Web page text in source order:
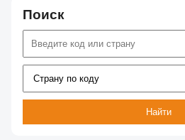
Поиск
Найти